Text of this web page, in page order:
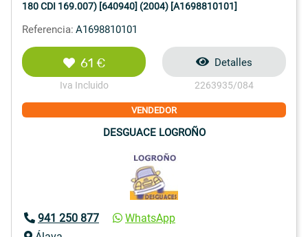
180 CDI 169.007) [640940] (2004) [A1698810101]
Referencia: A1698810101
61 €
Iva Incluido
Detalles
2263935/084
VENDEDOR
DESGUACE LOGROÑO
941 250 877
WhatsApp